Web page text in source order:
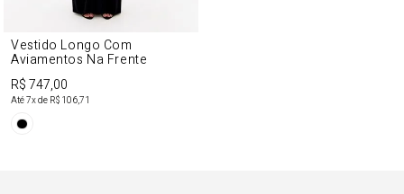
Vestido Longo Com
Aviamentos Na Frente
R$ 747,00
Até7x de R$ 106,71